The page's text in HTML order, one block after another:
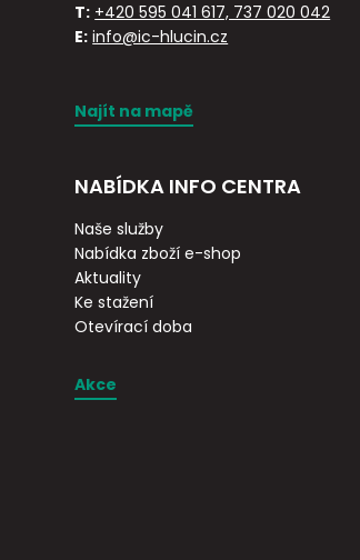
T: +420 595 041 617, 737 020 042
E: info@ic-hlucin.cz
Najít na mapě
NABÍDKA INFO CENTRA
Naše služby
Nabídka zboží e-shop
Aktuality
Ke stažení
Otevírací doba
Akce